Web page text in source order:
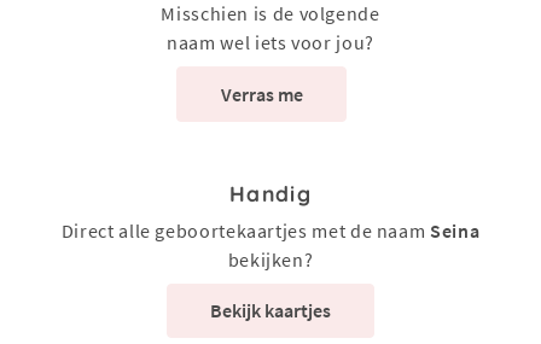
Misschien is de volgende
naam wel iets voor jou?
Verras me
Handig
Direct alle geboortekaartjes met de naam Seina
bekijken?
Bekijk kaartjes